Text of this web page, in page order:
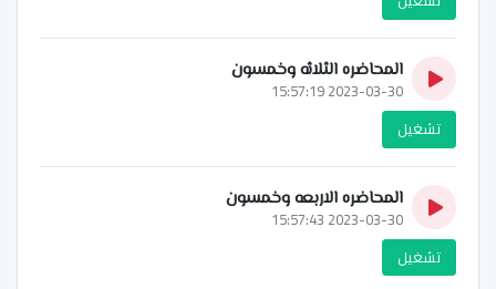
المحاضره الثلاثه وخمسون
2023-03-30 15:57:19
تشغيل
المحاضره الاربعه وخمسون
2023-03-30 15:57:43
تشغيل